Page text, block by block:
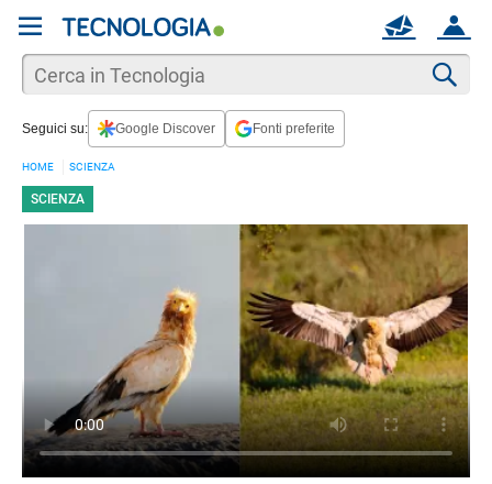
ACCOUNT
MAIL
Seguici su: Google Discover Fonti preferite
HOME SCIENZA
SCIENZA